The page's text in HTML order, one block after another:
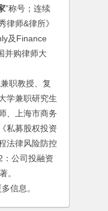
”称号；连续
律师&律所》
及Finance
并购律师大
职教授、复
学兼职研究生
、上海市商务
私募股权投资
法律风险防控
：公司投融资
。
信息。